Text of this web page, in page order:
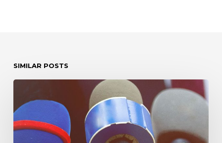
SIMILAR POSTS
Communiqué
presse
–
Banques
BOA